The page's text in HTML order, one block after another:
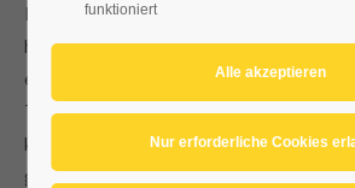
Der Andrang auf die neunzehnte Ausgabe
heuer so groß, dass wir das Starterfeld
erweiterten. In acht Wertungsprüfungen
Teilnehmer bei 48 Lichtschranken messen,
korrekte Streckenführung achten und
gefordert. Wie wichtig eine gute
funktioniert